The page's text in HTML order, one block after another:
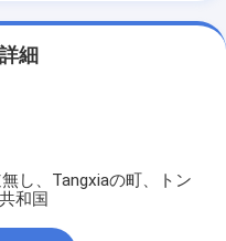
細
し、Tangxiaの町、トン
和国